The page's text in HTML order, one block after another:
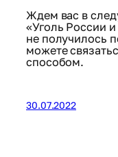
Ждем вас в
«Уголь России
не получилось
можете
способом.
30.07.2022